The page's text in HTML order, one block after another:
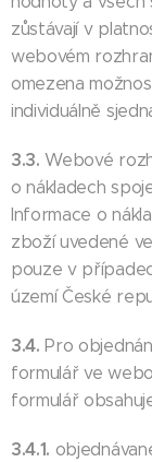
zůstávají v
webovém
omezena
individuálně
3.3.Webové
o nákladech
Informace o
zboží uvedené
pouze v
území České
3.4.Pro
formulář ve
formulář
3.4.1.